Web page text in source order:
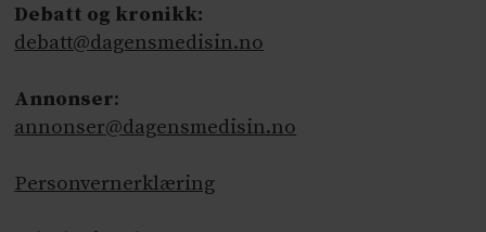
Debatt og kronikk:
debatt@dagensmedisin.no
Annonser:
annonser@dagensmedisin.no
Personvernerklæring